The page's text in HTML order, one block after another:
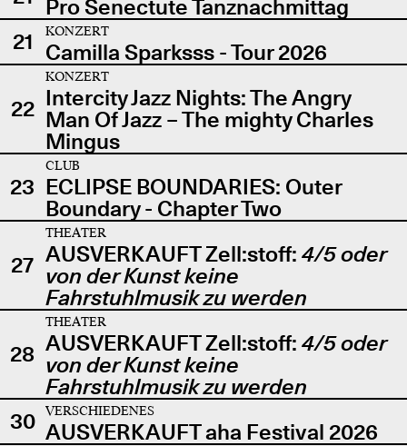
Pro Senectute Tanznachmittag
21
KONZERT
Camilla Sparksss - Tour 2026
22
KONZERT
Intercity Jazz Nights: The Angry
Man Of Jazz – The mighty Charles
Mingus
23
CLUB
ECLIPSE BOUNDARIES: Outer
Boundary - Chapter Two
27
THEATER
AUSVERKAUFT Zell:stoff: 4/5 oder
von der Kunst keine
Fahrstuhlmusik zu werden
28
THEATER
AUSVERKAUFT Zell:stoff: 4/5 oder
von der Kunst keine
Fahrstuhlmusik zu werden
30
VERSCHIEDENES
AUSVERKAUFT aha Festival 2026